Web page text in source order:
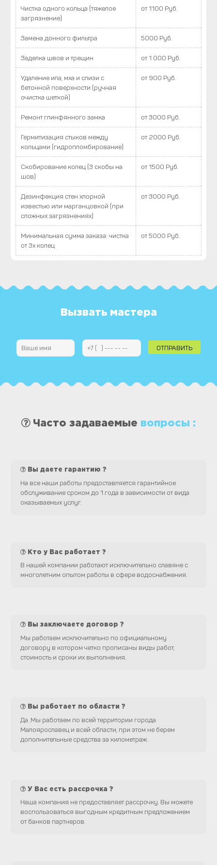
Чистка одного кольца (тяжелое
загрязнение)
от 1100 Руб.
Замена донного фильтра 5000 Руб.
Заделка швов и трещин от 1 000 Руб.
Удаление ила, мха и слизи с
бетонной поверхности (ручная
очистка шеткой)
от 900 Руб.
Ремонт глинфянного замка от 3000 Руб.
Гермитизация стыков между
кольцами (гидропломбирование)
от 2000 Руб.
Скобирование колец (3 скобы на
шов)
от 1500 Руб.
Дезинфекция стен хлорной
известью или марганцовкой (при
сложных загрязнениях)
от 3000 Руб.
Минимальная сумма заказа: чистка
от 3х колец
от 5000 Руб.
Вызвать мастера
Часто задаваемые вопросы :
Вы даете гарантию ?
На все наши работы предоставляется гарантийное
обслуживание сроком до 1 года в зависимости от вида
оказываемых услуг.
Кто у Вас работает ?
В нашей компании работают исключительно славяне с
многолетним опытом работы в сфере водоснабжения.
Вы заключаете договор ?
Мы работаем исключительно по официальному
договору в котором четко прописаны виды работ,
стоимость и сроки их выполнения.
Вы работает по области ?
Да. Мы работаем по всей территории города
Малоярославец и всей области, при этом не берем
дополнительные средства за километраж.
У Вас есть рассрочка ?
Наша компания не предоставляет рассрочку. Вы можете
воспользоваться выгодным кредитным предложением
от банков партнеров.